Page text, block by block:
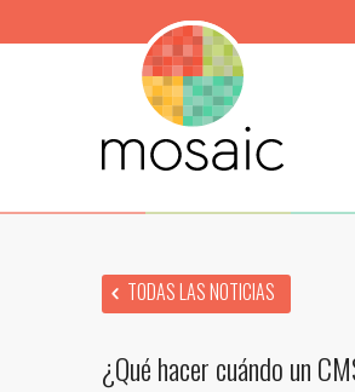
TODAS LAS NOTICIAS
¿Qué hacer cuándo un